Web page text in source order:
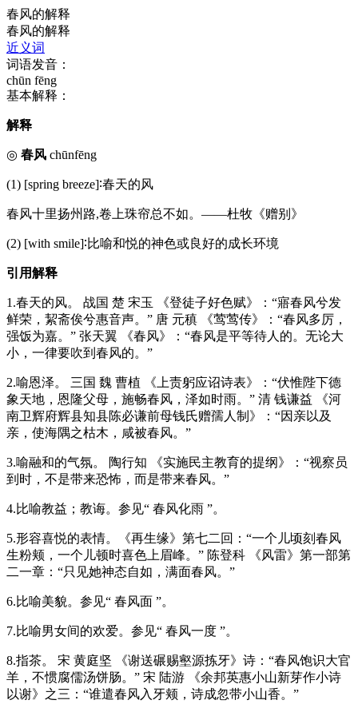
春风的解释
春风的解释
近义词
词语发音：
chūn fēng
基本解释：
解释
◎ 春风 chūnfēng
(1) [spring breeze]∶春天的风
春风十里扬州路,卷上珠帘总不如。——杜牧《赠别》
(2) [with smile]∶比喻和悦的神色或良好的成长环境
引用解释
1.春天的风。 战国 楚 宋玉 《登徒子好色赋》：“寤春风兮发
鲜荣，絜斋俟兮惠音声。” 唐 元稹 《莺莺传》：“春风多厉，
强饭为嘉。” 张天翼 《春风》：“春风是平等待人的。无论大
小，一律要吹到春风的。”
2.喻恩泽。 三国 魏 曹植 《上责躬应诏诗表》：“伏惟陛下德
象天地，恩隆父母，施畅春风，泽如时雨。” 清 钱谦益 《河
南卫辉府辉县知县陈必谦前母钱氏赠孺人制》：“因亲以及
亲，使海隅之枯木，咸被春风。”
3.喻融和的气氛。 陶行知 《实施民主教育的提纲》：“视察员
到时，不是带来恐怖，而是带来春风。”
4.比喻教益；教诲。参见“ 春风化雨 ”。
5.形容喜悦的表情。《再生缘》第七二回：“一个儿顷刻春风
生粉颊，一个儿顿时喜色上眉峰。” 陈登科 《风雷》第一部第
二一章：“只见她神态自如，满面春风。”
6.比喻美貌。参见“ 春风面 ”。
7.比喻男女间的欢爱。参见“ 春风一度 ”。
8.指茶。 宋 黄庭坚 《谢送碾赐壑源拣牙》诗：“春风饱识大官
羊，不惯腐儒汤饼肠。” 宋 陆游 《余邦英惠小山新芽作小诗
以谢》之三：“谁遣春风入牙颊，诗成忽带小山香。”